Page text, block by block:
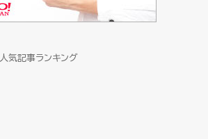
人気記事ランキング